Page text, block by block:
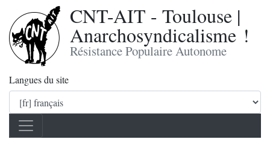
CNT-AIT - Toulouse |
Anarchosyndicalisme !
Résistance Populaire Autonome
Langues du site